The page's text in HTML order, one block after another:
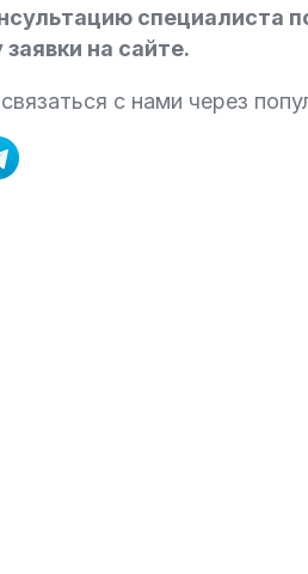
специалиста
на сайте.
с нами через